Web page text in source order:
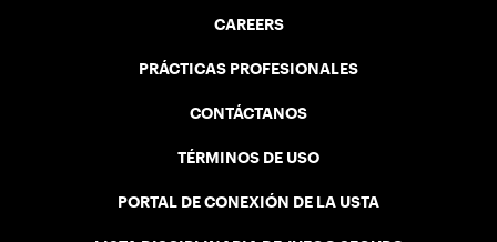
CAREERS
PRÁCTICAS PROFESIONALES
CONTÁCTANOS
TÉRMINOS DE USO
PORTAL DE CONEXIÓN DE LA USTA